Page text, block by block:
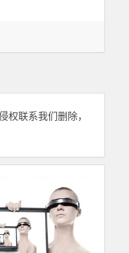
权联系我们删除，